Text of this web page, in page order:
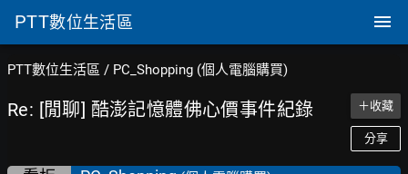
PTT數位生活區
PTT數位生活區 / PC_Shopping (個人電腦購買)
Re: [閒聊] 酷澎記憶體佛心價事件紀錄 ＋收藏
分享